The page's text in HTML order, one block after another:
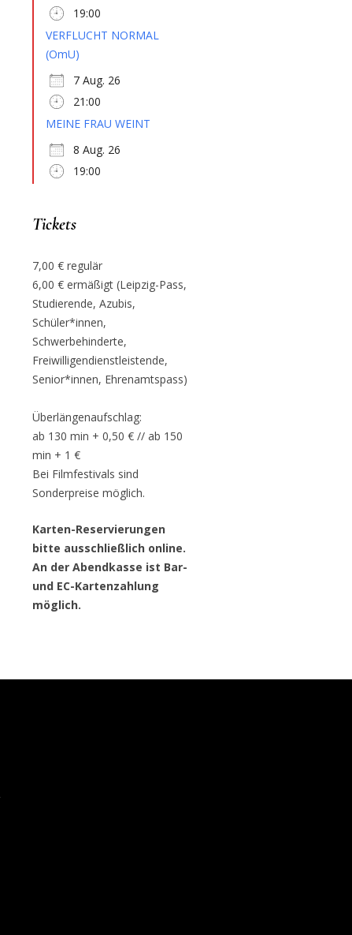
19:00
VERFLUCHT NORMAL
(OmU)
7 Aug. 26
21:00
MEINE FRAU WEINT
8 Aug. 26
19:00
Tickets
7,00 € regulär
6,00 € ermäßigt (Leipzig-Pass,
Studierende, Azubis,
Schüler*innen,
Schwerbehinderte,
Freiwilligendienstleistende,
Senior*innen, Ehrenamtspass)
Überlängenaufschlag:
ab 130 min + 0,50 € // ab 150
min + 1 €
Bei Filmfestivals sind
Sonderpreise möglich.
Karten-Reservierungen
bitte ausschließlich online.
An der Abendkasse ist Bar-
und EC-Kartenzahlung
möglich.